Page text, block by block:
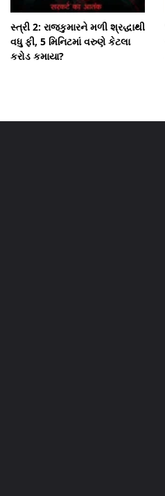
સ્ત્રી 2: રાજકુમારને મળી શ્રદ્ધાથી
વધુ ફી, 5 મિનિટમાં વરુણે કેટલા
કરોડ કમાયા?